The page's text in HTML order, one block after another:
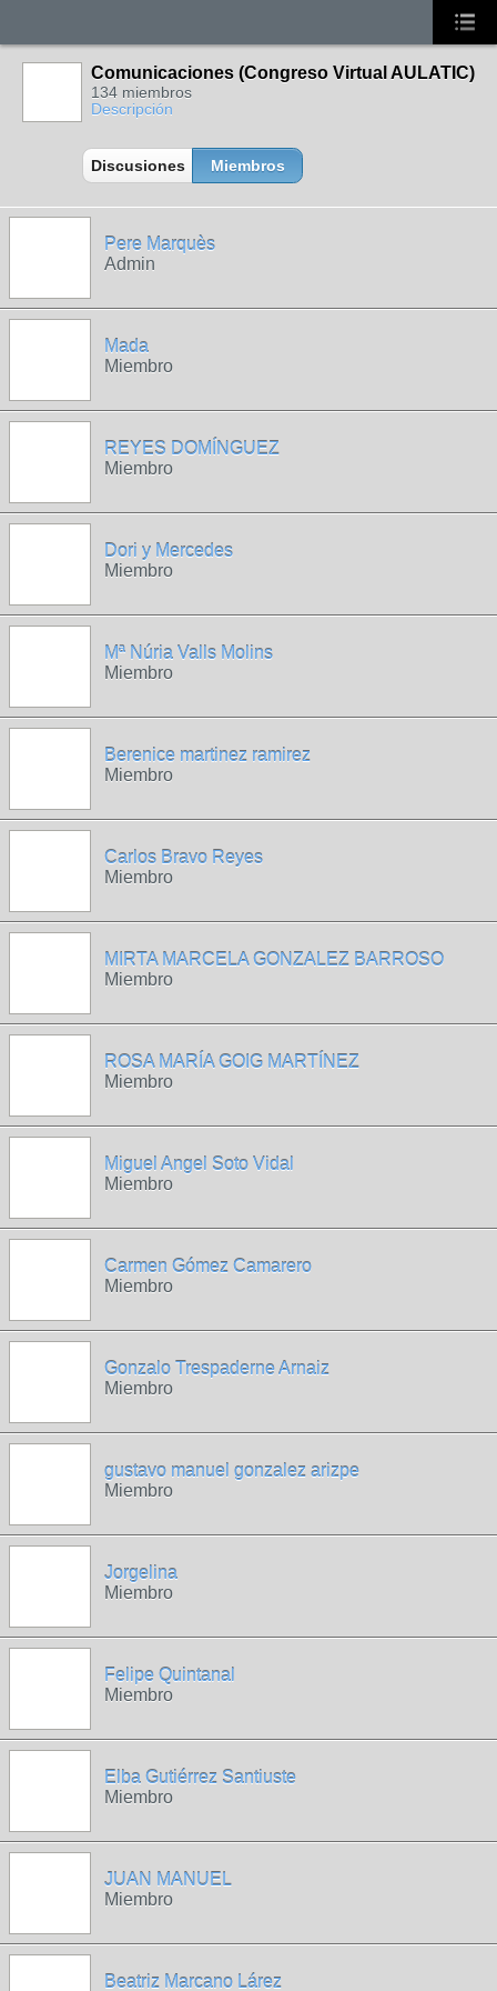
Comunicaciones (Congreso Virtual AULATIC)
134 miembros
Descripción
Discusiones Miembros
Pere Marquès
Admin
Mada
Miembro
REYES DOMÍNGUEZ
Miembro
Dori y Mercedes
Miembro
Mª Núria Valls Molins
Miembro
Berenice martinez ramirez
Miembro
Carlos Bravo Reyes
Miembro
MIRTA MARCELA GONZALEZ BARROSO
Miembro
ROSA MARÍA GOIG MARTÍNEZ
Miembro
Miguel Angel Soto Vidal
Miembro
Carmen Gómez Camarero
Miembro
Gonzalo Trespaderne Arnaiz
Miembro
gustavo manuel gonzalez arizpe
Miembro
Jorgelina
Miembro
Felipe Quintanal
Miembro
Elba Gutiérrez Santiuste
Miembro
JUAN MANUEL
Miembro
Beatriz Marcano Lárez